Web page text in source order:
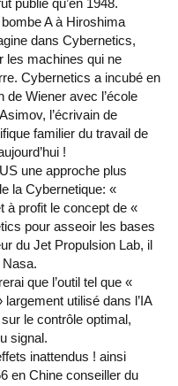
Corps des Mines
Parcours Talents : un
Double Diplôme
donnant accès aux
Corps techniques de
l’État
Je suis élève en
situation de
handicap, comment
faire ?
Vous êtes admis,
préparez votre
arrivée
Financement
Entreprises &
solutions Mastère
Spécialisé
Brochures &
contacts
Événements des
formations de
Mastère Spécialisé
professionnel
publié qu’en 1948.
A à Hiroshima
dans Cybernetics,
les machines qui ne
Cybernetics a incubé en
de Wiener avec l’école
l’écrivain de
familier du travail de
!
une approche plus
la Cybernetique: «
à profit le concept de «
pour asseoir les bases
du Jet Propulsion Lab, il
que l’outil tel que «
largement utilisé dans l’IA
le contrôle optimal,
signal.
inattendus ! ainsi
en Chine conseiller du